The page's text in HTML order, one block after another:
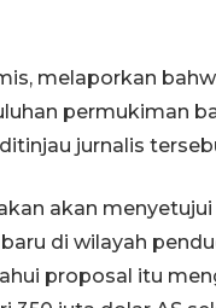
melaporkan
permukiman
jurnalis
akan
di wilayah
proposal itu